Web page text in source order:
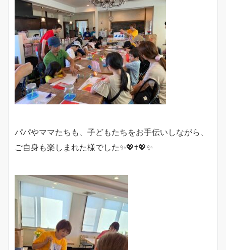
パパやママたちも、子どもたちをお手伝いしながら、
ご自身も楽しまれた様でした✨💖✝️💖✨